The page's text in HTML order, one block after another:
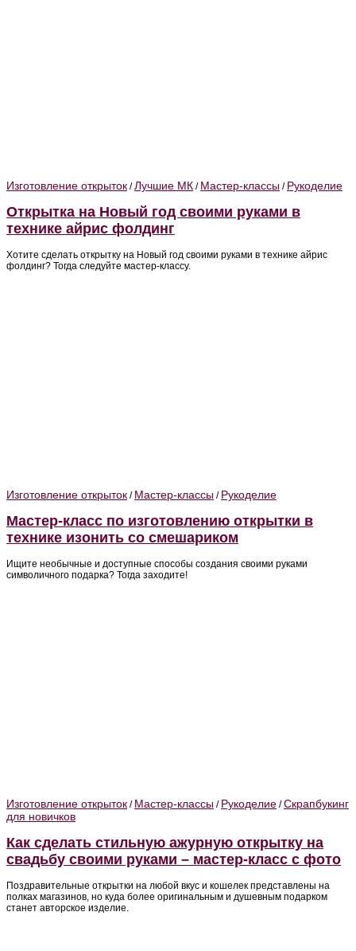
Изготовление открыток /Лучшие МК / Мастер-классы / Рукоделие
Открытка на Новый год своими руками в
технике айрис фолдинг
Хотите сделать открытку на Новый год своими руками в технике айрис
фолдинг? Тогда следуйте мастер-классу.
Изготовление открыток / Мастер-классы / Рукоделие
Мастер-класс по изготовлению открытки в
технике изонить со смешариком
Ищите необычные и доступные способы создания своими руками
символичного подарка? Тогда заходите!
Изготовление открыток / Мастер-классы / Рукоделие /Скрапбукинг
для новичков
Как сделать стильную ажурную открытку на
свадьбу своими руками – мастер-класс с фото
Поздравительные открытки на любой вкус и кошелек представлены на
полках магазинов, но куда более оригинальным и душевным подарком
станет авторское изделие.